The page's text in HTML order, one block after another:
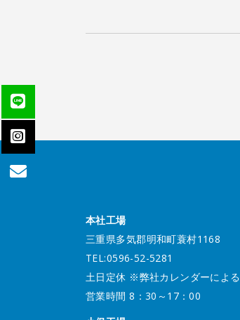
本社工場
三重県多気郡明和町蓑村1168
TEL:0596-52-5281
土日定休 ※弊社カレンダーによる
営業時間 8：30～17：00